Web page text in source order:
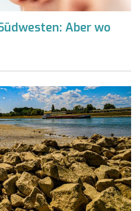
Aber wo